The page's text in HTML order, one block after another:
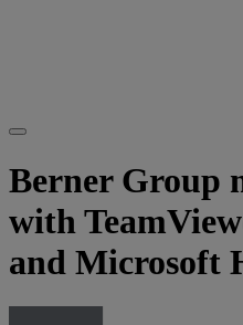
Berner Group
with
and Microsoft